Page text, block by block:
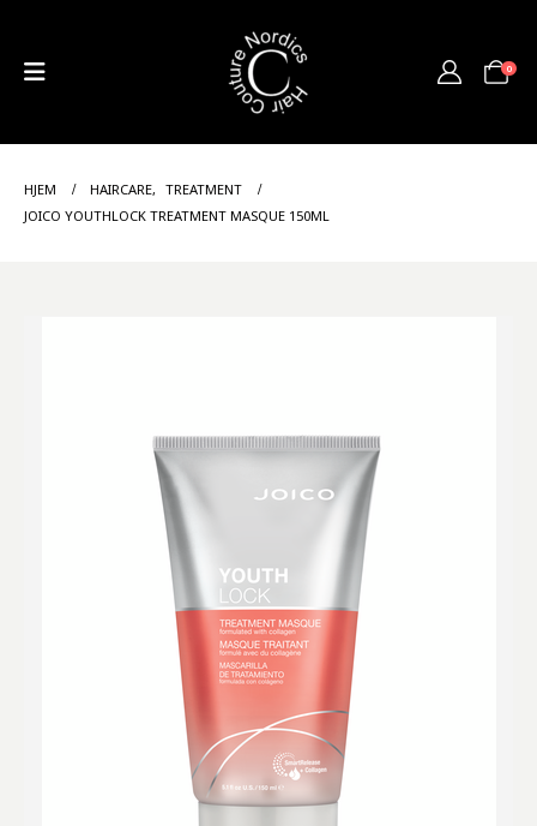
0
HJEM HAIRCARE, TREATMENT
JOICO YOUTHLOCK TREATMENT MASQUE 150ML